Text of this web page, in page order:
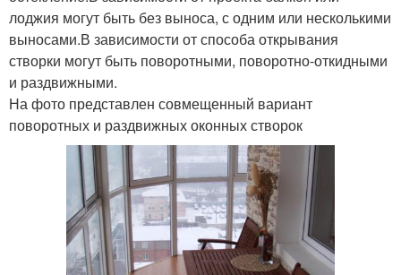
лоджия могут быть без выноса, с одним или несколькими
выносами.В зависимости от способа открывания
створки могут быть поворотными, поворотно-откидными
и раздвижными.
На фото представлен совмещенный вариант
поворотных и раздвижных оконных створок